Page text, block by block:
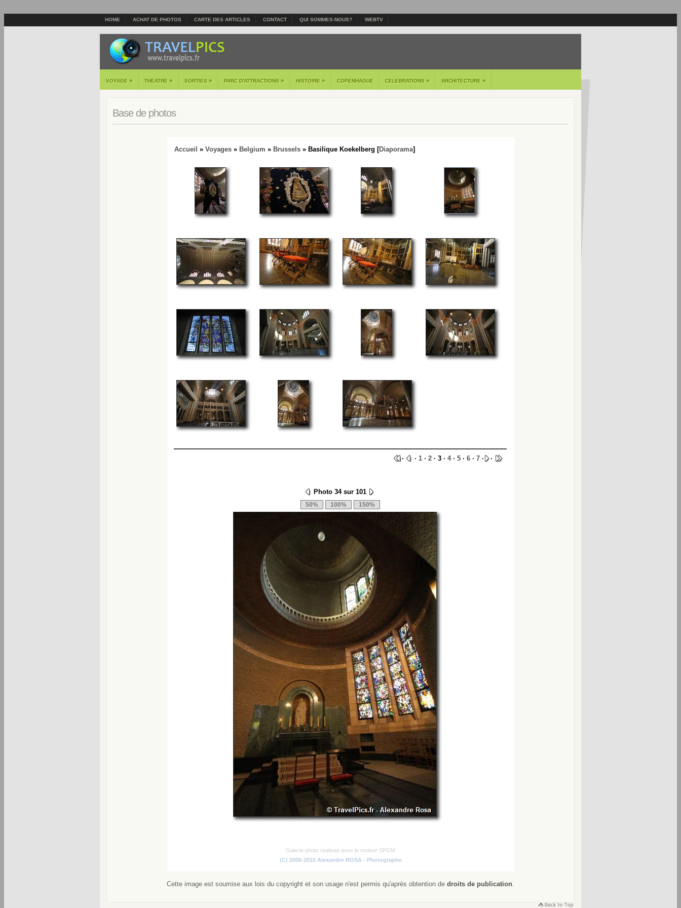
HOME ACHAT DE PHOTOS CARTE DES ARTICLES CONTACT QUI SOMMES-NOUS? WEBTV
VOYAGE » THEATRE » SORTIES » PARC D'ATTRACTIONS » HISTOIRE » COPENHAGUE CELEBRATIONS » ARCHITECTURE »
Base de photos
Accueil » Voyages» Belgium » Brussels» Basilique Koekelberg [Diaporama]
· · 1· 2· 3 · 4· 5· 6· 7· ·
Photo 34 sur 101
Galerie photo realisee avec le moteur SPGM
(C) 2006-2010 Alexandre ROSA - Photographe
Cette image est soumise aux lois du copyright et son usage n'est permis qu'après obtention de droits de publication.